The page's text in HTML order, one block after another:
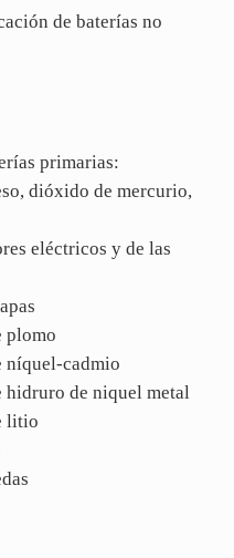
de baterías no
primarias:
dióxido de mercurio,
eléctricos y de las
plomo
níquel-cadmio
hidruro de niquel metal
litio